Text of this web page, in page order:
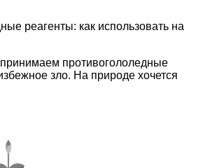
реагенты: как использовать на
противогололедные
зло. На природе хочется